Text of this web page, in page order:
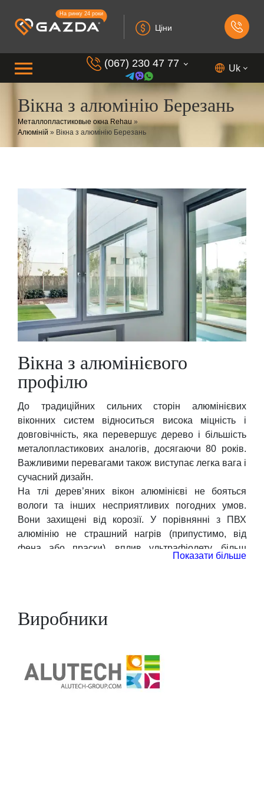
На ринку 24 роки
Ціни
(067) 230 47 77
(099) 230 73 37
(050) 230 7 337
(073) 230 7 337
Uk
Вікна з алюмінію Березань
Металлопластиковые окна Rehau »
Алюміній » Вікна з алюмінію Березань
Вікна з алюмінієвого
профілю
До традиційних сильних сторін алюмінієвих
віконних систем відноситься висока міцність і
довговічність, яка перевершує дерево і більшість
металопластикових аналогів, досягаючи 80 років.
Важливими перевагами також виступає легка вага і
сучасний дизайн.
На тлі дерев’яних вікон алюмінієві не бояться
вологи та інших несприятливих погодних умов.
Вони захищені від корозії. У порівнянні з ПВХ
алюмінію не страшний нагрів (припустимо, від
фена або праски), вплив ультрафіолету, більш
кращі такі віконні конструкції і з точки зору
практично будь-який колір, в тому числі домогтися
зручні, як металопластикові аналоги.
Раніше виготовлення вікон з алюмінієвого профілю
було виправдано переважно для фасадного
Показати більше
Виробники